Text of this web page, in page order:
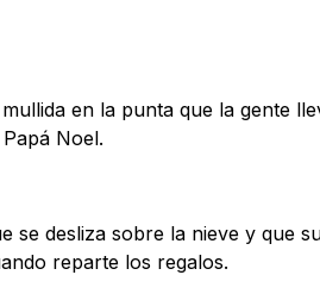
en la punta que la gente
Noel.
se desliza sobre la nieve y que
reparte los regalos.